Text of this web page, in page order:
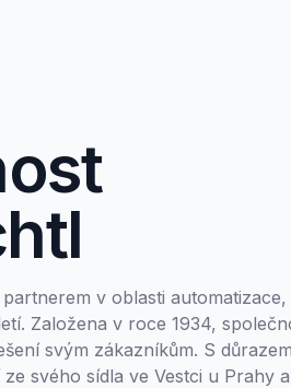
Další výhodou
(výměnu)
v oblasti
Založena v roce 1934,
svým zákazníkům. S
svého sídla ve Vestci u Prahy